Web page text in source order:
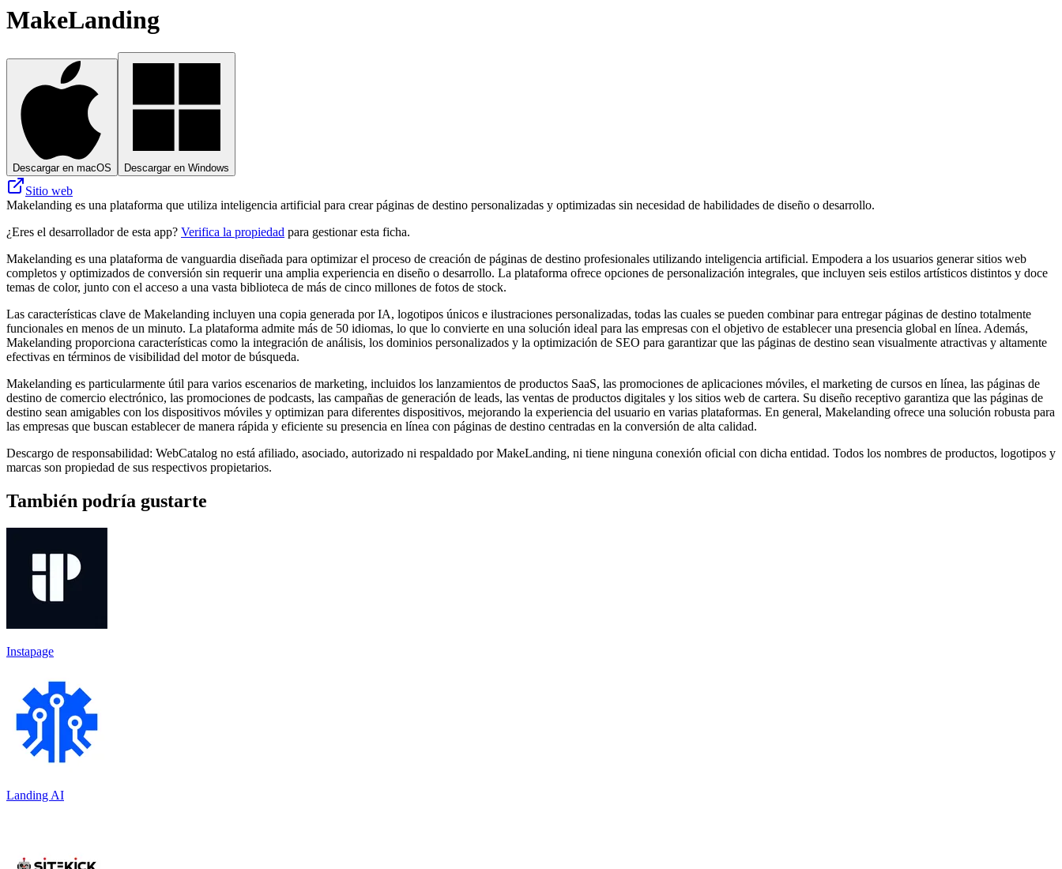
MakeLanding
Descargar en macOS Descargar en Windows
Sitio web
Makelanding es una plataforma que utiliza inteligencia artificial para crear páginas de destino personalizadas y optimizadas sin necesidad de habilidades de diseño o desarrollo.
¿Eres el desarrollador de esta app? Verifica la propiedad para gestionar esta ficha.
Makelanding es una plataforma de vanguardia diseñada para optimizar el proceso de creación de páginas de destino profesionales utilizando inteligencia artificial. Empodera a los usuarios generar sitios web
completos y optimizados de conversión sin requerir una amplia experiencia en diseño o desarrollo. La plataforma ofrece opciones de personalización integrales, que incluyen seis estilos artísticos distintos y doce
temas de color, junto con el acceso a una vasta biblioteca de más de cinco millones de fotos de stock.
Las características clave de Makelanding incluyen una copia generada por IA, logotipos únicos e ilustraciones personalizadas, todas las cuales se pueden combinar para entregar páginas de destino totalmente
funcionales en menos de un minuto. La plataforma admite más de 50 idiomas, lo que lo convierte en una solución ideal para las empresas con el objetivo de establecer una presencia global en línea. Además,
Makelanding proporciona características como la integración de análisis, los dominios personalizados y la optimización de SEO para garantizar que las páginas de destino sean visualmente atractivas y altamente
efectivas en términos de visibilidad del motor de búsqueda.
Makelanding es particularmente útil para varios escenarios de marketing, incluidos los lanzamientos de productos SaaS, las promociones de aplicaciones móviles, el marketing de cursos en línea, las páginas de
destino de comercio electrónico, las promociones de podcasts, las campañas de generación de leads, las ventas de productos digitales y los sitios web de cartera. Su diseño receptivo garantiza que las páginas de
destino sean amigables con los dispositivos móviles y optimizan para diferentes dispositivos, mejorando la experiencia del usuario en varias plataformas. En general, Makelanding ofrece una solución robusta para
las empresas que buscan establecer de manera rápida y eficiente su presencia en línea con páginas de destino centradas en la conversión de alta calidad.
Descargo de responsabilidad: WebCatalog no está afiliado, asociado, autorizado ni respaldado por MakeLanding, ni tiene ninguna conexión oficial con dicha entidad. Todos los nombres de productos, logotipos y
marcas son propiedad de sus respectivos propietarios.
También podría gustarte
Instapage
Landing AI